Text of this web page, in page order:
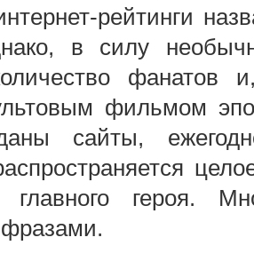
рейтинги
в силу
фильмом
сайты,
героя.